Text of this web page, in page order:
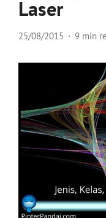
Laser
25/08/2015 9 min